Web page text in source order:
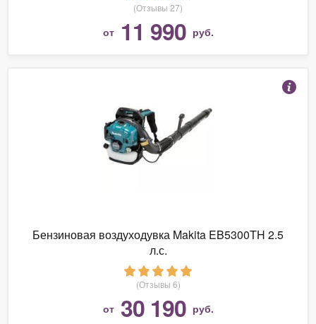
(Отзывы 27)
от 11 990 руб.
Бензиновая воздуходувка Makita EB5300TH 2.5
л.с.
(Отзывы 6)
от 30 190 руб.